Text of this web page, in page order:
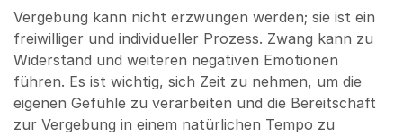
Vergebung kann nicht erzwungen werden; sie ist ein
freiwilliger und individueller Prozess. Zwang kann zu
Widerstand und weiteren negativen Emotionen
führen. Es ist wichtig, sich Zeit zu nehmen, um die
eigenen Gefühle zu verarbeiten und die Bereitschaft
zur Vergebung in einem natürlichen Tempo zu